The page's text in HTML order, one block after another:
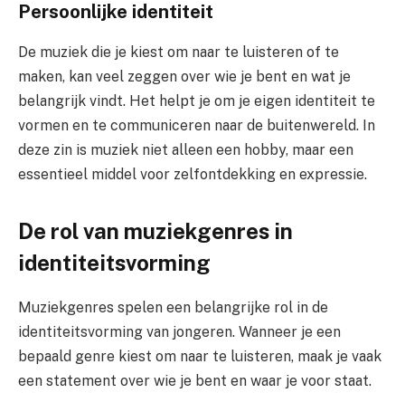
Persoonlijke identiteit
De muziek die je kiest om naar te luisteren of te
maken, kan veel zeggen over wie je bent en wat je
belangrijk vindt. Het helpt je om je eigen identiteit te
vormen en te communiceren naar de buitenwereld. In
deze zin is muziek niet alleen een hobby, maar een
essentieel middel voor zelfontdekking en expressie.
De rol van muziekgenres in
identiteitsvorming
Muziekgenres spelen een belangrijke rol in de
identiteitsvorming van jongeren. Wanneer je een
bepaald genre kiest om naar te luisteren, maak je vaak
een statement over wie je bent en waar je voor staat.